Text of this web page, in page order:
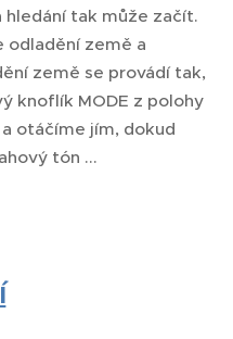
hledání tak může začít.
odladění země a
země se provádí tak,
knoflík MODE z polohy
otáčíme jím, dokud
tón ...